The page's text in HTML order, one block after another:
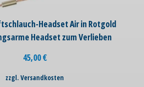
Headset Air in Rotgold
Headset zum Verlieben
45,00€
zzgl. Versandkosten